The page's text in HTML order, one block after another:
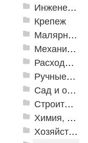
Инженерная сантехника и инструменты
Крепеж
Малярно-штукатурные инструменты
Механизированные инструменты
Расходные инструменты
Ручные инструменты
Сад и огород
Строительная Химия и принадлежности
Химия, крепеж, СИЗ
Хозяйственные принадлежности